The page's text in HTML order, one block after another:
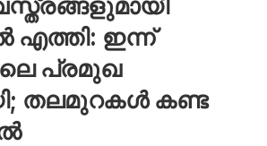
ഇന്ന്
പ്രമുഖ
തലമുറകൾ കണ്ട